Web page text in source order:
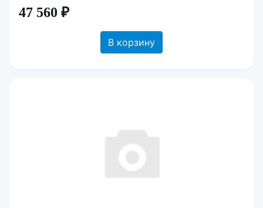
47 560 ₽
В корзину